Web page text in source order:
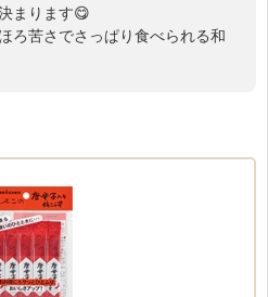
まります😋
ろ苦さでさっぱり食べられる和